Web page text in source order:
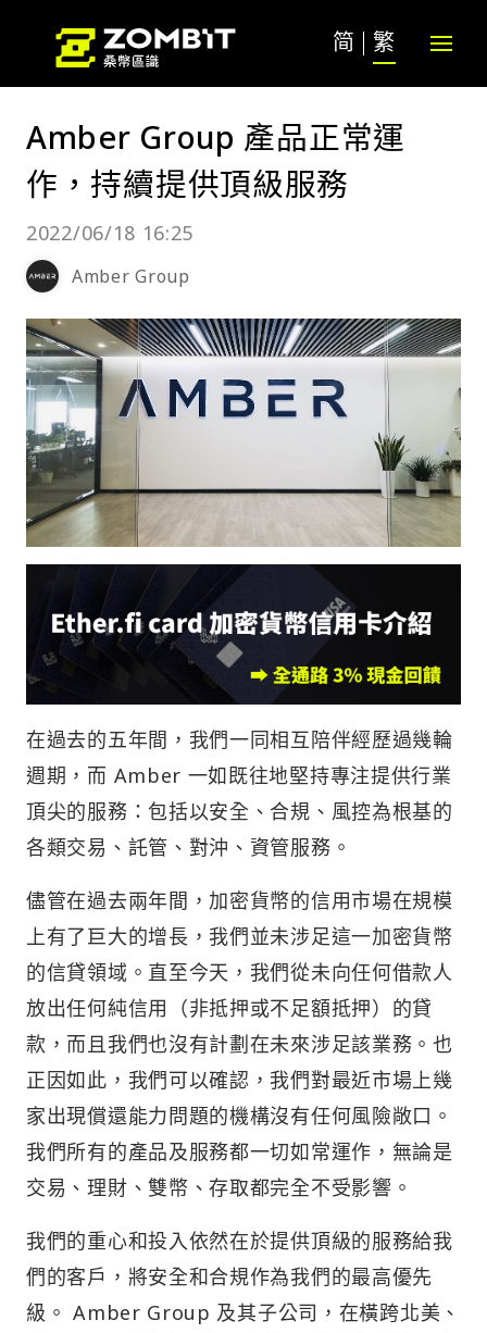
简 繁
Amber Group 產品正常運
作，持續提供頂級服務
2022/06/18 16:25
Amber Group
在過去的五年間，我們一同相互陪伴經歷過幾輪
週期，而 Amber 一如既往地堅持專注提供行業
頂尖的服務：包括以安全、合規、風控為根基的
各類交易、託管、對沖、資管服務。
儘管在過去兩年間，加密貨幣的信用市場在規模
上有了巨大的增長，我們並未涉足這一加密貨幣
的信貸領域。直至今天，我們從未向任何借款人
放出任何純信用（非抵押或不足額抵押）的貸
款，而且我們也沒有計劃在未來涉足該業務。也
正因如此，我們可以確認，我們對最近市場上幾
家出現償還能力問題的機構沒有任何風險敞口。
我們所有的產品及服務都一切如常運作，無論是
交易、理財、雙幣、存取都完全不受影響。
我們的重心和投入依然在於提供頂級的服務給我
們的客戶，將安全和合規作為我們的最高優先
級。 Amber Group 及其子公司，在橫跨北美、